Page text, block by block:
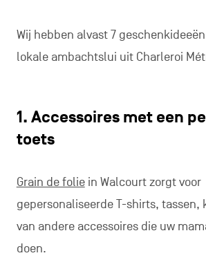
Wij hebben alvast 7
lokale ambachtslui uit Charleroi
1. Accessoires met een
toets
Grain de foliein Walcourt zorgt voor
gepersonaliseerde T-shirts, tassen,
van andere accessoires die uw
doen.